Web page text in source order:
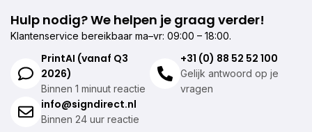
Hulp nodig? We helpen je graag verder!
Klantenservice bereikbaar ma–vr: 09:00 – 18:00.
PrintAI (vanaf Q3
2026)
Binnen 1 minuut reactie
+31 (0) 88 52 52 100
Gelijk antwoord op je
vragen
info@signdirect.nl
Binnen 24 uur reactie